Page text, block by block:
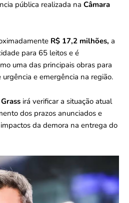
pública realizada na Câmara
R$ 17,2 milhões, a
para 65 leitos e é
uma das principais obras para
e emergência na região.
irá verificar a situação atual
dos prazos anunciados e
da demora na entrega do